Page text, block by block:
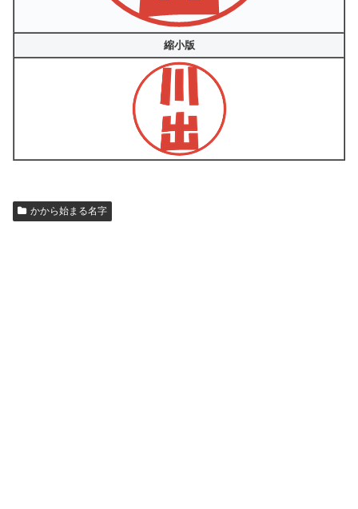
縮小版
かから始まる名字